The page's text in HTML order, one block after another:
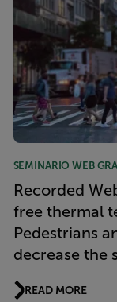
SEMINARIO WEB
Recorded
free thermal
Pedestrians
decrease the
READ MORE